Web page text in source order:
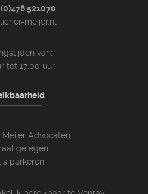
(0)478 521070
meijer.nl
van:
tot 17.00 uur.
Meijer Advocaten
gelegen
parkeren